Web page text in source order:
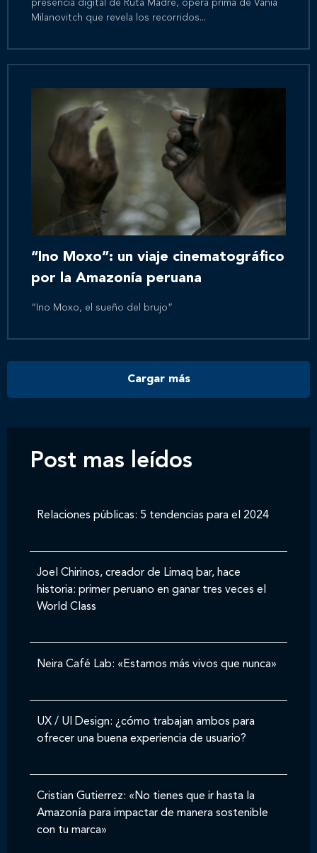
Inicio
Nosotros
Nuestros servicios
Nuestros clientes
Novedades
Contáctanos
presencia digital de Ruta Madre, ópera prima de Vania
Milanovitch que revela los recorridos...
“Ino Moxo”: un viaje cinematográfico
por la Amazonía peruana
“Ino Moxo, el sueño del brujo”
Cargar más
Post mas leídos
Relaciones públicas: 5 tendencias para el 2024
Joel Chirinos, creador de Limaq bar, hace
historia: primer peruano en ganar tres veces el
World Class
Neira Café Lab: «Estamos más vivos que nunca»
UX / UI Design: ¿cómo trabajan ambos para
ofrecer una buena experiencia de usuario?
Cristian Gutierrez: «No tienes que ir hasta la
Amazonía para impactar de manera sostenible
con tu marca»